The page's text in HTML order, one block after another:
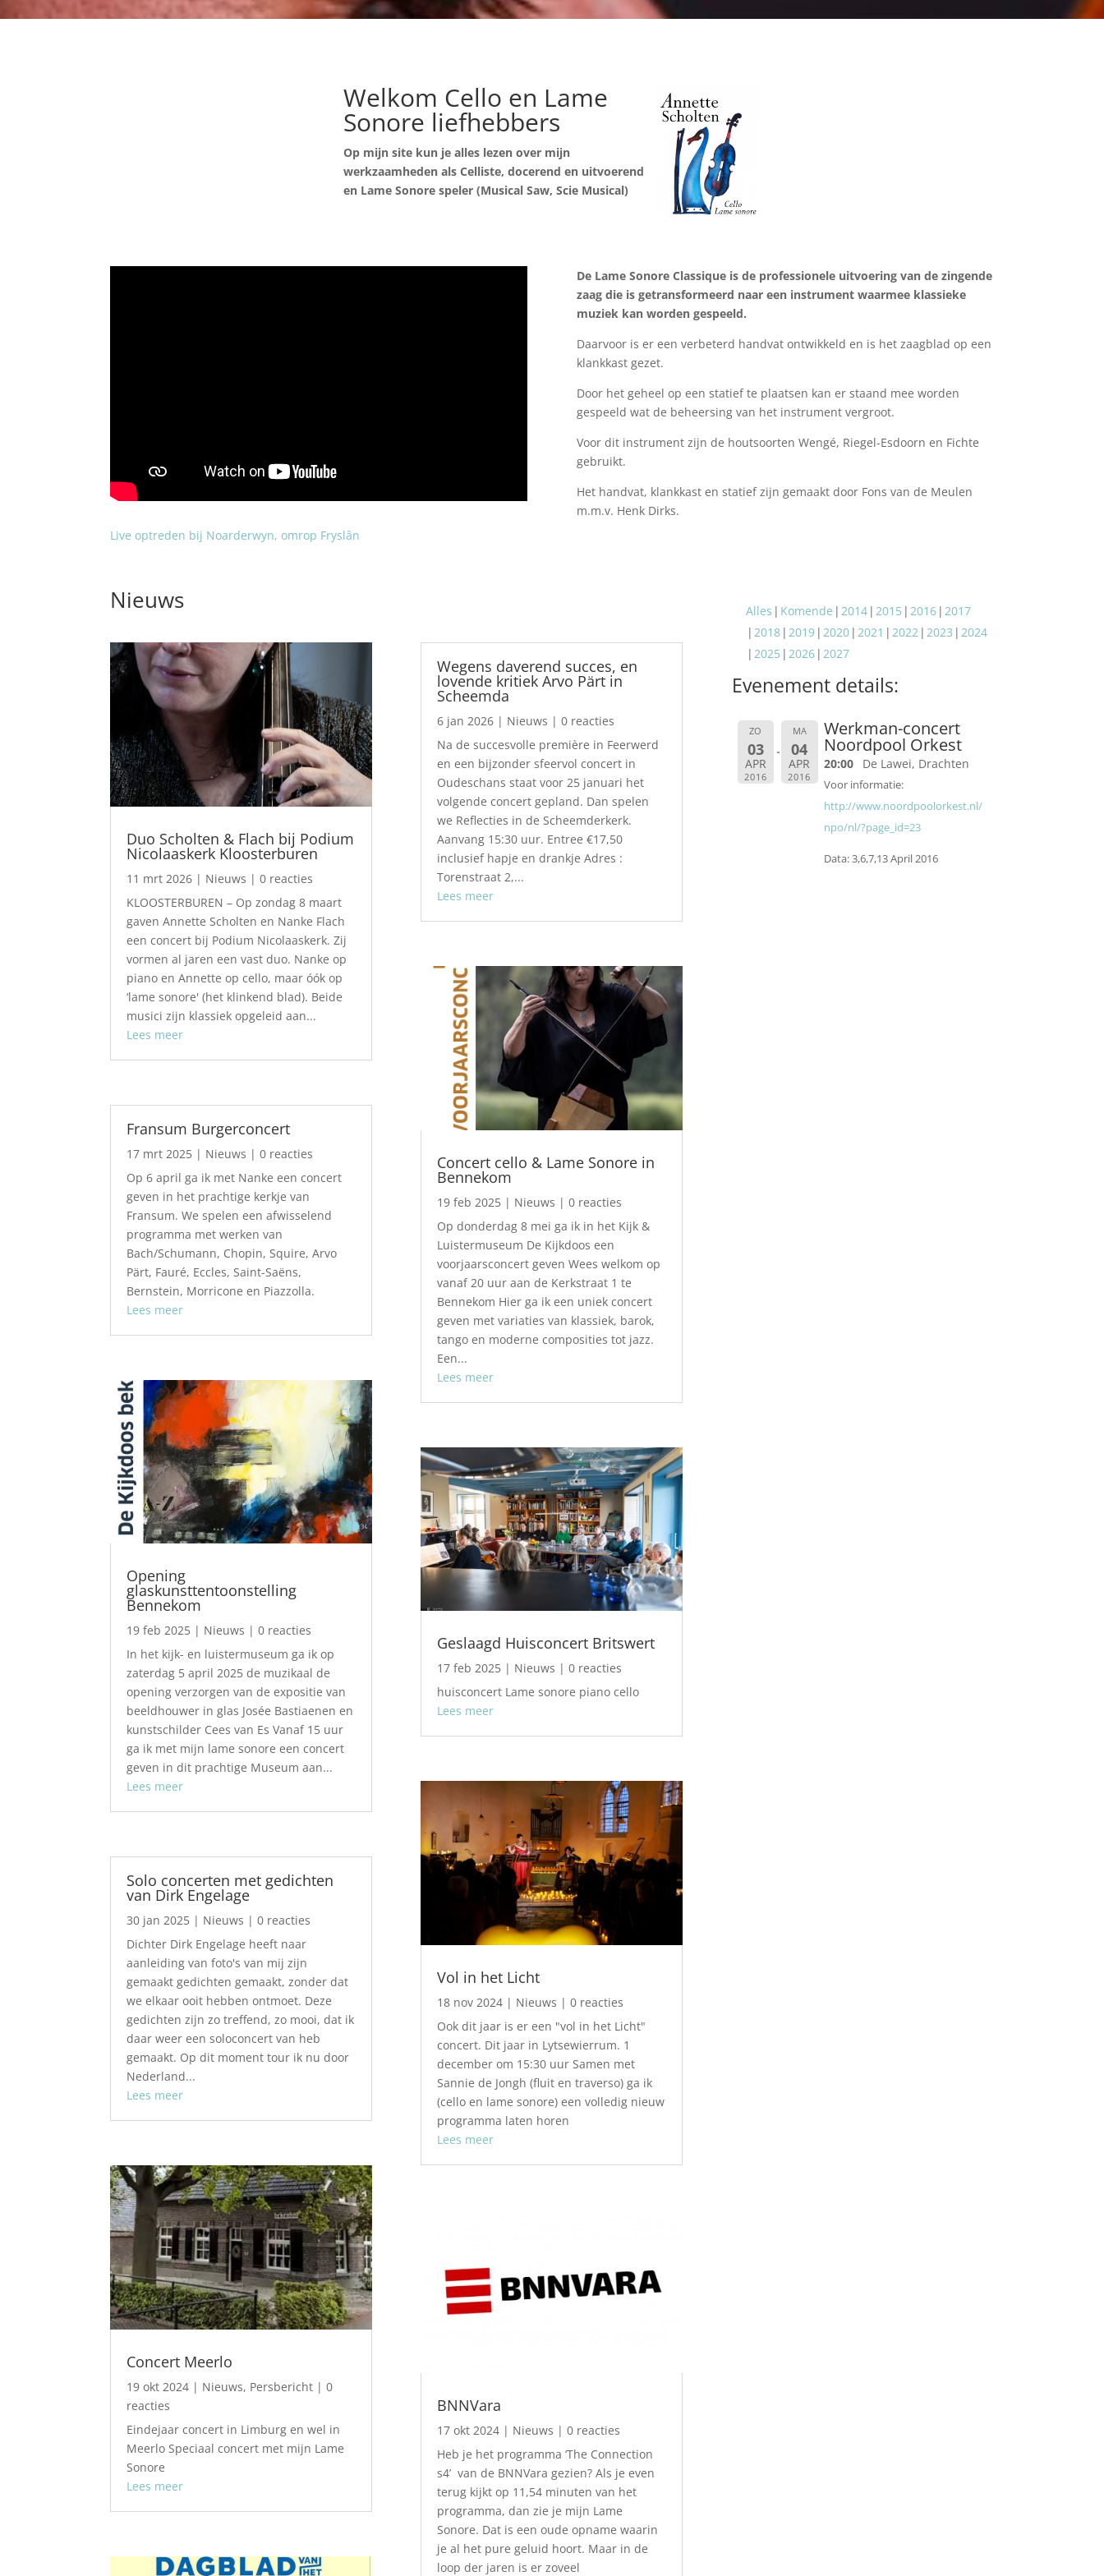
Welkom Cello en Lame
Sonore liefhebbers
Op mijn site kun je alles lezen over mijn
werkzaamheden als Celliste, docerend en uitvoerend
en Lame Sonore speler (Musical Saw, Scie Musical)
Live optreden bij Noarderwyn, omrop Fryslân
De Lame Sonore Classique is de professionele uitvoering van de zingende
zaag die is getransformeerd naar een instrument waarmee klassieke
muziek kan worden gespeeld.
Daarvoor is er een verbeterd handvat ontwikkeld en is het zaagblad op een
klankkast gezet.
Door het geheel op een statief te plaatsen kan er staand mee worden
gespeeld wat de beheersing van het instrument vergroot.
Voor dit instrument zijn de houtsoorten Wengé, Riegel-Esdoorn en Fichte
gebruikt.
Het handvat, klankkast en statief zijn gemaakt door Fons van de Meulen
m.m.v. Henk Dirks.
Nieuws
Duo Scholten & Flach bij Podium
Nicolaaskerk Kloosterburen
11 mrt 2026 | Nieuws | 0 reacties
KLOOSTERBUREN – Op zondag 8 maart
gaven Annette Scholten en Nanke Flach
een concert bij Podium Nicolaaskerk. Zij
vormen al jaren een vast duo. Nanke op
piano en Annette op cello, maar óók op
‘lame sonore' (het klinkend blad). Beide
musici zijn klassiek opgeleid aan...
Lees meer
Fransum Burgerconcert
17 mrt 2025 | Nieuws | 0 reacties
Op 6 april ga ik met Nanke een concert
geven in het prachtige kerkje van
Fransum. We spelen een afwisselend
programma met werken van
Bach/Schumann, Chopin, Squire, Arvo
Pärt, Fauré, Eccles, Saint-Saëns,
Bernstein, Morricone en Piazzolla.
Lees meer
Opening
glaskunsttentoonstelling
Bennekom
19 feb 2025 | Nieuws | 0 reacties
In het kijk- en luistermuseum ga ik op
zaterdag 5 april 2025 de muzikaal de
opening verzorgen van de expositie van
beeldhouwer in glas Josée Bastiaenen en
kunstschilder Cees van Es Vanaf 15 uur
ga ik met mijn lame sonore een concert
geven in dit prachtige Museum aan...
Lees meer
Solo concerten met gedichten
van Dirk Engelage
30 jan 2025 | Nieuws | 0 reacties
Dichter Dirk Engelage heeft naar
aanleiding van foto's van mij zijn
gemaakt gedichten gemaakt, zonder dat
we elkaar ooit hebben ontmoet. Deze
gedichten zijn zo treffend, zo mooi, dat ik
daar weer een soloconcert van heb
gemaakt. Op dit moment tour ik nu door
Nederland...
Lees meer
Concert Meerlo
19 okt 2024 | Nieuws, Persbericht | 0
reacties
Eindejaar concert in Limburg en wel in
Meerlo Speciaal concert met mijn Lame
Sonore
Lees meer
Wegens daverend succes, en
lovende kritiek Arvo Pärt in
Scheemda
6 jan 2026 | Nieuws | 0 reacties
Na de succesvolle première in Feerwerd
en een bijzonder sfeervol concert in
Oudeschans staat voor 25 januari het
volgende concert gepland. Dan spelen
we Reflecties in de Scheemderkerk.
Aanvang 15:30 uur. Entree €17,50
inclusief hapje en drankje Adres :
Torenstraat 2,...
Lees meer
Concert cello & Lame Sonore in
Bennekom
19 feb 2025 | Nieuws | 0 reacties
Op donderdag 8 mei ga ik in het Kijk &
Luistermuseum De Kijkdoos een
voorjaarsconcert geven Wees welkom op
vanaf 20 uur aan de Kerkstraat 1 te
Bennekom Hier ga ik een uniek concert
geven met variaties van klassiek, barok,
tango en moderne composities tot jazz.
Een...
Lees meer
Geslaagd Huisconcert Britswert
17 feb 2025 | Nieuws | 0 reacties
huisconcert Lame sonore piano cello
Lees meer
Vol in het Licht
18 nov 2024 | Nieuws | 0 reacties
Ook dit jaar is er een "vol in het Licht"
concert. Dit jaar in Lytsewierrum. 1
december om 15:30 uur Samen met
Sannie de Jongh (fluit en traverso) ga ik
(cello en lame sonore) een volledig nieuw
programma laten horen
Lees meer
BNNVara
17 okt 2024 | Nieuws | 0 reacties
Heb je het programma ‘The Connection
s4’ van de BNNVara gezien? Als je even
terug kijkt op 11,54 minuten van het
programma, dan zie je mijn Lame
Sonore. Dat is een oude opname waarin
je al het pure geluid hoort. Maar in de
loop der jaren is er zoveel
Alles Komende 2014 2015 2016
2017
2018
2019 2020 2021 2022 2023
2024
2025
2026 2027
Evenement details:
ZO
03
APR
2016
MA
04
APR
2016
Werkman-concert
Noordpool Orkest
20:00 De Lawei, Drachten
Voor informatie:
http://www.noordpoolorkest.nl/
npo/nl/?page_id=23
Data: 3,6,7,13 April 2016